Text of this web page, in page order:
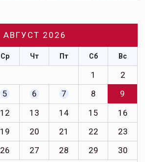
АВГУСТ 2026
Ср Чт Пт Сб Вс
1
2
5 6 7 8
9
12 13 14 15
16
19 20 21 22
23
26 27 28 29
30